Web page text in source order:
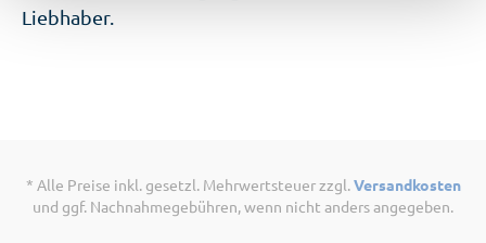
Liebhaber.
* Alle Preise inkl. gesetzl. Mehrwertsteuer zzgl.Versandkosten
und ggf. Nachnahmegebühren, wenn nicht anders angegeben.